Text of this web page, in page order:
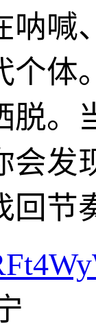
呐喊
个体
脱。
会发
回节